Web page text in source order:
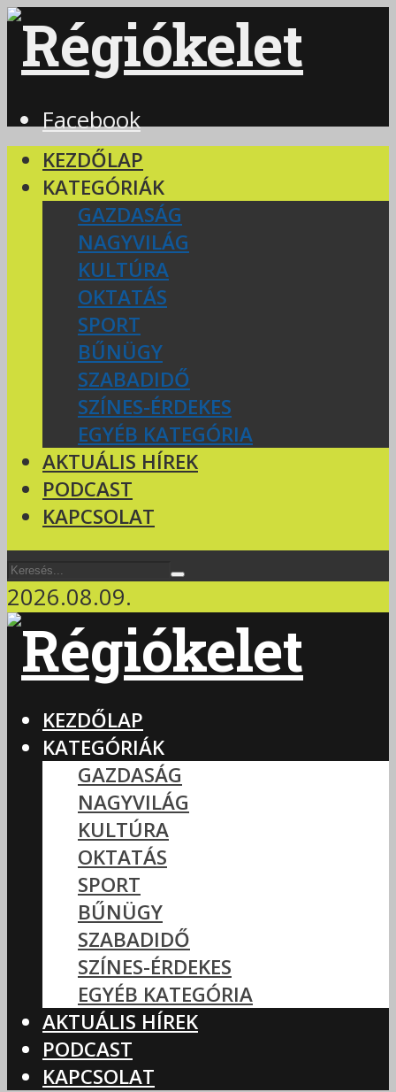
Facebook
KEZDŐLAP
KATEGÓRIÁK
GAZDASÁG
NAGYVILÁG
KULTÚRA
OKTATÁS
SPORT
BŰNÜGY
SZABADIDŐ
SZÍNES-ÉRDEKES
EGYÉB KATEGÓRIA
AKTUÁLIS HÍREK
PODCAST
KAPCSOLAT
2026.08.09.
KEZDŐLAP
KATEGÓRIÁK
GAZDASÁG
NAGYVILÁG
KULTÚRA
OKTATÁS
SPORT
BŰNÜGY
SZABADIDŐ
SZÍNES-ÉRDEKES
EGYÉB KATEGÓRIA
AKTUÁLIS HÍREK
PODCAST
KAPCSOLAT